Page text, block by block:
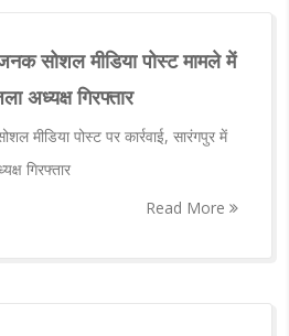
सोशल मीडिया पोस्ट मामले में
अध्यक्ष गिरफ्तार
मीडिया पोस्ट पर कार्रवाई, सारंगपुर में
गिरफ्तार
Read More